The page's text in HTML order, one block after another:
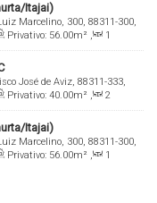
Itajai)
Marcelino, 300, 88311-300,
Privativo: 56.00m² ,
1
1 Vaga(s) , Útil: 56.00m²
José de Aviz, 88311-333,
Privativo: 40.00m² ,
2
Itajai)
Marcelino, 300, 88311-300,
Privativo: 56.00m² ,
1